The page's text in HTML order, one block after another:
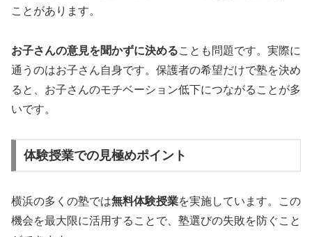
ことがあります。
お子さんの意見を聞かずに決めることも問題です。実際に
通うのはお子さん自身です。保護者の希望だけで塾を決め
ると、お子さんのモチベーション低下につながることが多
いです。
体験授業での見極めポイント
横浜の多くの塾では無料体験授業を実施しています。この
機会を最大限に活用することで、塾選びの失敗を防ぐこと